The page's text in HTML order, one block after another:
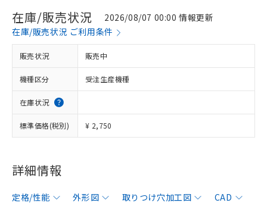
在庫/販売状況
2026/08/07 00:00 情報更新
在庫/販売状況 ご利用条件
販売状況 販売中
機種区分 受注生産機種
在庫状況
標準価格(税別) ¥ 2,750
詳細情報
定格/性能 外形図 取りつけ穴加工図
CAD